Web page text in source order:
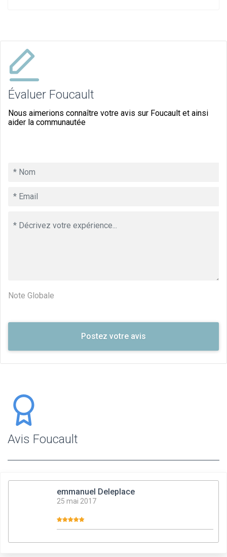
Évaluer Foucault
Nous aimerions connaître votre avis sur Foucault et ainsi
aider la communautée
Note Globale
Avis Foucault
emmanuel Deleplace
25 mai 2017